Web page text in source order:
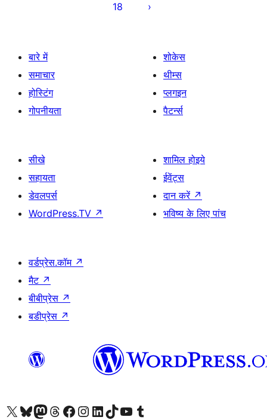
18
बारे में
समाचार
होस्टिंग
गोपनीयता
शोकेस
थीम्स
प्लगइन
पैटर्न्स
सीखे
सहायता
डेवलपर्स
WordPress.TV ↗
शामिल होइये
ईवेंट्स
दान करें ↗
भविष्य के लिए पांच
वर्डप्रेस.कॉम ↗
मैट ↗
बीबीप्रेस ↗
बडीप्रेस ↗
Visit our X (formerly Twitter) account
हमारे बलुस्की खाते पर जाएँVisit our Mastodon account
हमारे थ्रेड्स अकाउंट पर जाएंहमारे फेसबुक पेज पर जाएँहमारे इंस्टाग्राम अकाउंट पर जाएंहमारे लिंक्डइन खाते पर जाएँहमारे टिकटॉक खाते पर जाएँहमारे यूट्यूब चैनल पर जाएंहमारे Tumblr खाते पर जाएँ